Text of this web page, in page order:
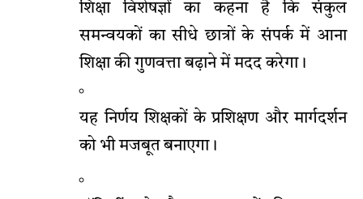
शिक्षा विशेषज्ञों का कहना है कि संकुल
समन्वयकों का सीधे छात्रों के संपर्क में आना
शिक्षा की गुणवत्ता बढ़ाने में मदद करेगा।
यह निर्णय शिक्षकों के प्रशिक्षण और मार्गदर्शन
को भी मजबूत बनाएगा।